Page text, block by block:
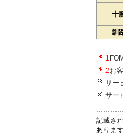
十
釧
1
2お
サー
サー
記載さ
ありま